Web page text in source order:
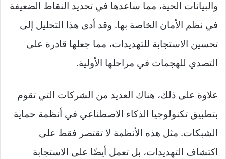
والبيانات الحية، مما ساعدها في تحديد النقاط الضعيفة
في نظم الأمان الخاصة بها. وقد أدى هذا التحليل إلى
تحسين الاستجابة للتهديدات، مما جعلها قادرة على
التصدي للهجمات في مراحلها الأولية.
علاوة على ذلك، هناك العديد من الشركات التي تقوم
بتطبيق تكنولوجيا الذكاء الاصطناعي في أنظمة حماية
الشبكات. مثل هذه الأنظمة لا تقتصر فقط على
اكتشاف التهديدات، بل تعمل أيضًا على الاستجابة